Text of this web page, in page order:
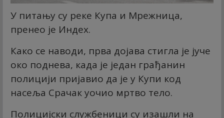
У питању су реке Купа и Мрежница,
пренео је Индеx.
Како се наводи, прва дојава стигла је јуче
око поднева, када је један грађанин
полицији пријавио да је у Купи код
насеља Срачак уочио мртво тело.
Полицијски службеници су изашли на